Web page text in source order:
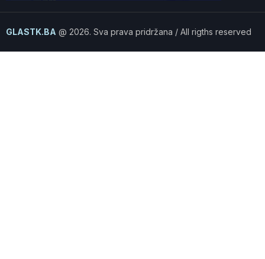
GLASTK.BA @ 2026. Sva prava pridržana / All rigths reserved